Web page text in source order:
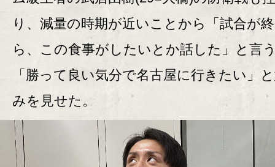
り、減量の時期が近いことから「試合が
ら、この食事がしたいとか話した」と言
「勝って良い気分で名古屋に行きたい」
みを見せた。